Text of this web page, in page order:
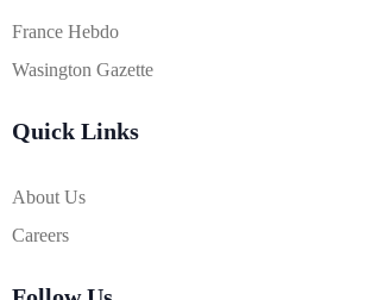
France Hebdo
Wasington Gazette
Quick Links
About Us
Careers